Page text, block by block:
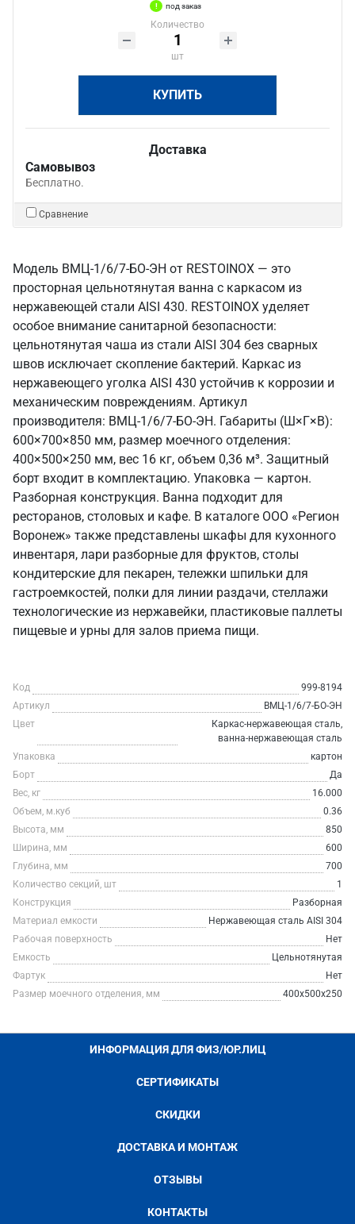
под заказ
Количество
шт
КУПИТЬ
Доставка
Самовывоз
Бесплатно.
Сравнение
Модель ВМЦ-1/6/7-БО-ЭН от RESTOINOX — это
просторная цельнотянутая ванна с каркасом из
нержавеющей стали AISI 430. RESTOINOX уделяет
особое внимание санитарной безопасности:
цельнотянутая чаша из стали AISI 304 без сварных
швов исключает скопление бактерий. Каркас из
нержавеющего уголка AISI 430 устойчив к коррозии и
механическим повреждениям. Артикул
производителя: ВМЦ-1/6/7-БО-ЭН. Габариты (Ш×Г×В):
600×700×850 мм, размер моечного отделения:
400×500×250 мм, вес 16 кг, объем 0,36 м³. Защитный
борт входит в комплектацию. Упаковка — картон.
Разборная конструкция. Ванна подходит для
ресторанов, столовых и кафе. В каталоге ООО «Регион
Воронеж» также представлены шкафы для кухонного
инвентаря, лари разборные для фруктов, столы
кондитерские для пекарен, тележки шпильки для
гастроемкостей, полки для линии раздачи, стеллажи
технологические из нержавейки, пластиковые паллеты
пищевые и урны для залов приема пищи.
Код
999-8194
Артикул
ВМЦ-1/6/7-БО-ЭН
Цвет
Каркас-нержавеющая сталь,
ванна-нержавеющая сталь
Упаковка
картон
Борт
Да
Вес, кг
16.000
Объем, м.куб
0.36
Высота, мм
850
Ширина, мм
600
Глубина, мм
700
Количество секций, шт
1
Конструкция
Разборная
Материал емкости
Нержавеющая сталь AISI 304
Рабочая поверхность
Нет
Емкость
Цельнотянутая
Фартук
Нет
Размер моечного отделения, мм
400х500х250
ИНФОРМАЦИЯ ДЛЯ ФИЗ/ЮР.ЛИЦ
СЕРТИФИКАТЫ
СКИДКИ
ДОСТАВКА И МОНТАЖ
ОТЗЫВЫ
КОНТАКТЫ